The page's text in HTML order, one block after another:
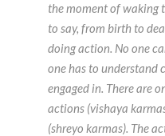
the moment of waking
to say, from birth to
doing action. No one
one has to understand
engaged in. There are
actions (vishaya
(shreyo karmas). The